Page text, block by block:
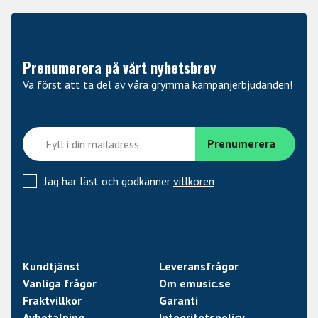
Prenumerera på vårt nyhetsbrev
Va först att ta del av våra grymma kampanjerbjudanden!
Jag har läst och godkänner villkoren
Kundtjänst
Leveransfrågor
Vanliga frågor
Om emusic.se
Fraktvillkor
Garanti